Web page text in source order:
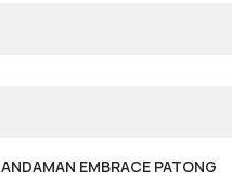
ANDAMAN EMBRACE PATONG